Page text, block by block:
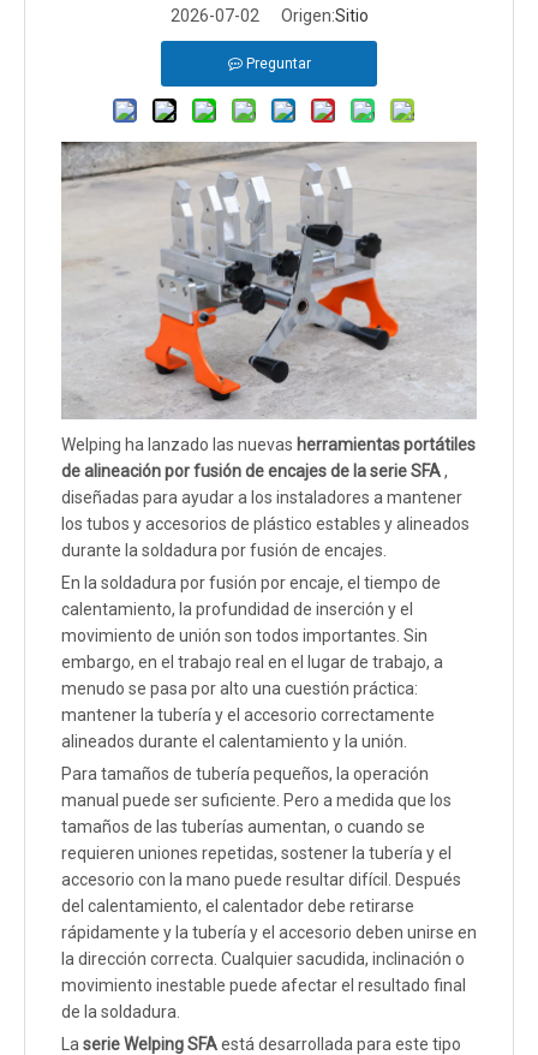
2026-07-02 Origen:Sitio
Preguntar
Welping ha lanzado las nuevas herramientas portátiles
de alineación por fusión de encajes de la serie SFA,
diseñadas para ayudar a los instaladores a mantener
los tubos y accesorios de plástico estables y alineados
durante la soldadura por fusión de encajes.
En la soldadura por fusión por encaje, el tiempo de
calentamiento, la profundidad de inserción y el
movimiento de unión son todos importantes. Sin
embargo, en el trabajo real en el lugar de trabajo, a
menudo se pasa por alto una cuestión práctica:
mantener la tubería y el accesorio correctamente
alineados durante el calentamiento y la unión.
Para tamaños de tubería pequeños, la operación
manual puede ser suficiente. Pero a medida que los
tamaños de las tuberías aumentan, o cuando se
requieren uniones repetidas, sostener la tubería y el
accesorio con la mano puede resultar difícil. Después
del calentamiento, el calentador debe retirarse
rápidamente y la tubería y el accesorio deben unirse en
la dirección correcta. Cualquier sacudida, inclinación o
movimiento inestable puede afectar el resultado final
de la soldadura.
La serie Welping SFAestá desarrollada para este tipo